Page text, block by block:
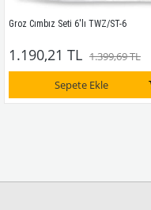
Groz Cımbız Seti 6'lı TWZ/ST-6
1.190,21 TL 1.399,69 TL
Sepete Ekle